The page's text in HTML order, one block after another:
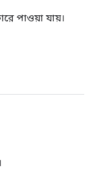
পাওয়া যায়।